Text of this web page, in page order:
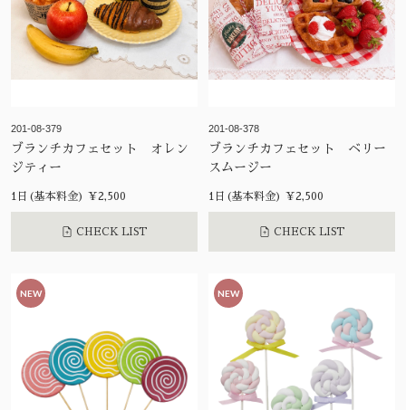
201-08-379
ブランチカフェセット オレン
ジティー
1日(基本料金) ¥2,500
CHECK LIST
201-08-378
ブランチカフェセット ベリー
スムージー
1日(基本料金) ¥2,500
CHECK LIST
NEW NEW